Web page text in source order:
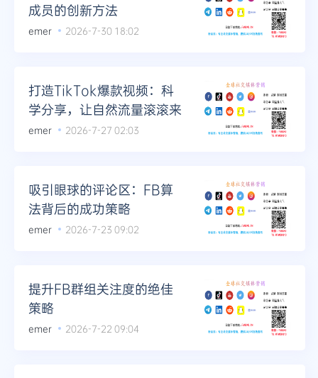
成员的创新方法
emer 2026-7-30 18:02
打造TikTok爆款视频：科
学分享，让自然流量滚滚来
emer 2026-7-27 02:03
吸引眼球的评论区：FB算
法背后的成功策略
emer 2026-7-23 09:02
提升FB群组关注度的绝佳
策略
emer 2026-7-22 09:04